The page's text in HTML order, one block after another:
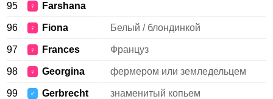
95 ♀ Farshana
96 ♀ Fiona Белый / блондинкой
97 ♀ Frances Француз
98 ♀ Georgina фермером или земледельцем
99 ♂ Gerbrecht знаменитый копьем